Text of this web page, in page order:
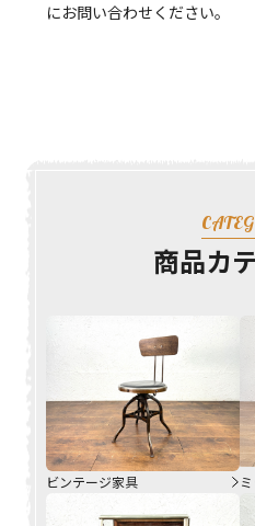
にお問い合わせください。
商品カ
ビンテージ家具